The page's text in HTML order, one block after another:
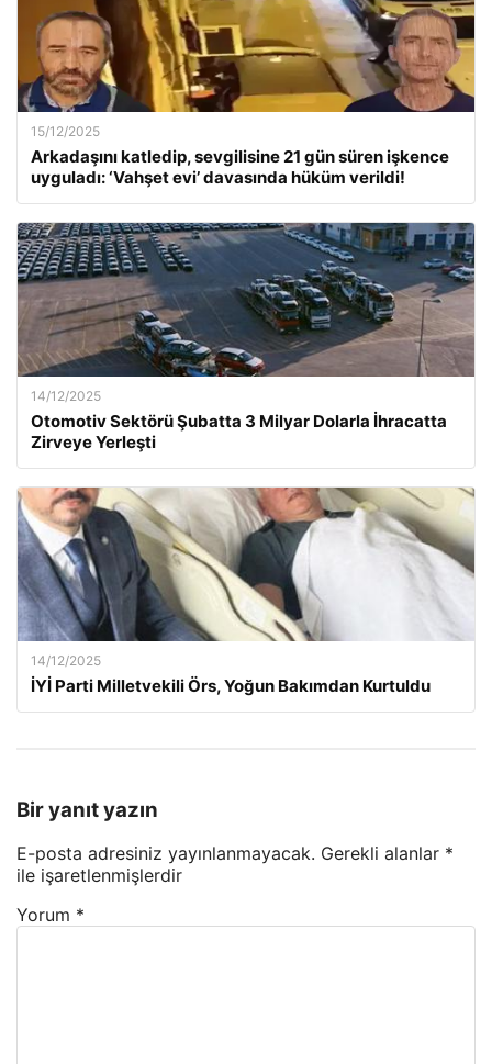
15/12/2025
Arkadaşını katledip, sevgilisine 21 gün süren işkence
uyguladı: ‘Vahşet evi’ davasında hüküm verildi!
14/12/2025
Otomotiv Sektörü Şubatta 3 Milyar Dolarla İhracatta
Zirveye Yerleşti
14/12/2025
İYİ Parti Milletvekili Örs, Yoğun Bakımdan Kurtuldu
Bir yanıt yazın
E-posta adresiniz yayınlanmayacak. Gerekli alanlar *
ile işaretlenmişlerdir
Yorum *